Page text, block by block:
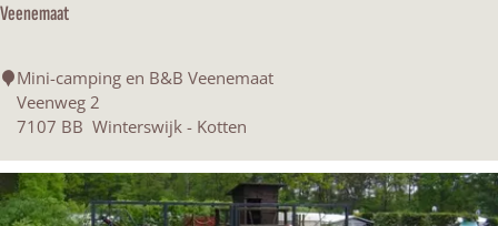
B
m
s
"
k
m
p
Veenemaat
V
e
m
Mini-camping en B&B Veenemaat
Veenweg 2
7107 BB Winterswijk - Kotten